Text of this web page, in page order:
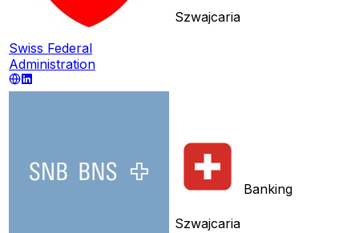
Swiss Federal
Administration
Szwajcaria
Szwajcaria
Banking